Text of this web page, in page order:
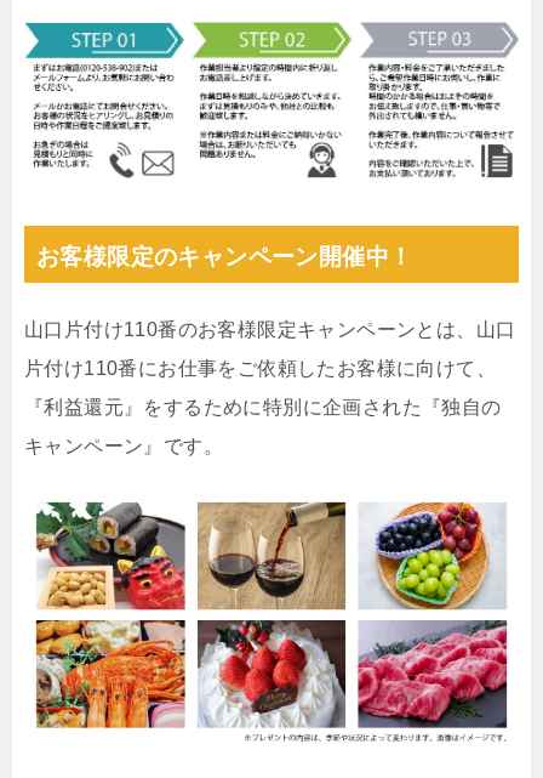
お客様限定のキャンペーン開催中！
山口片付け110番のお客様限定キャンペーンとは、山口
片付け110番にお仕事をご依頼したお客様に向けて、
『利益還元』をするために特別に企画された『独自の
キャンペーン』です。